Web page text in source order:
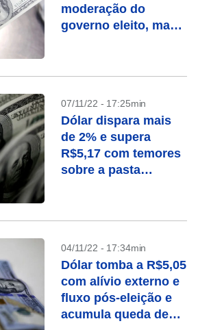
moderação do
governo eleito, mas
07/11/22 - 17:25min
Dólar dispara mais
de 2% e supera
R$5,17 com temores
sobre a pasta
04/11/22 - 17:34min
Dólar tomba a R$5,05
com alívio externo e
fluxo pós-eleição e
acumula queda de